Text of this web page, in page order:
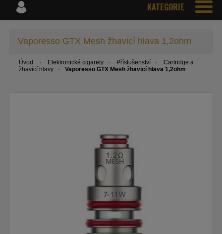
KATEGORIE
Vaporesso GTX Mesh žhavicí hlava 1,2ohm
Úvod Elektronické cigarety Příslušenství
Cartridge a
žhavící hlavy
Vaporesso GTX Mesh žhavicí hlava 1,2ohm